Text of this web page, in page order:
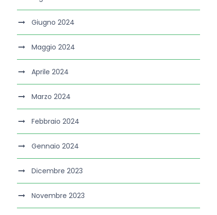
Giugno 2024
Maggio 2024
Aprile 2024
Marzo 2024
Febbraio 2024
Gennaio 2024
Dicembre 2023
Novembre 2023